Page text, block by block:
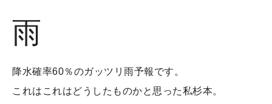
雨
降水確率60％のガッツリ雨予報です。
これはこれはどうしたものかと思った私杉本。